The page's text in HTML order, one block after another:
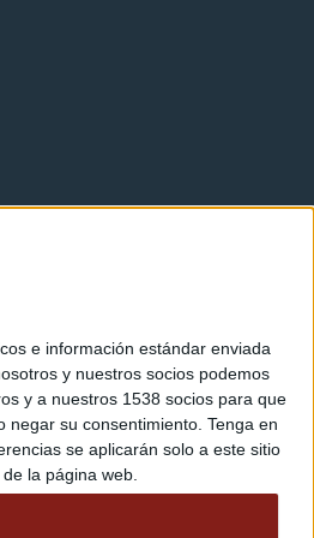
e información estándar enviada
y nuestros socios podemos
y a nuestros 1538 socios para que
su consentimiento. Tenga en
se aplicarán solo a este sitio
la página web.